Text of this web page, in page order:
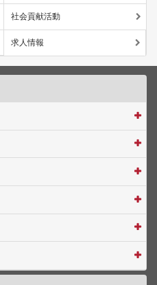
社会貢献活動
求人情報